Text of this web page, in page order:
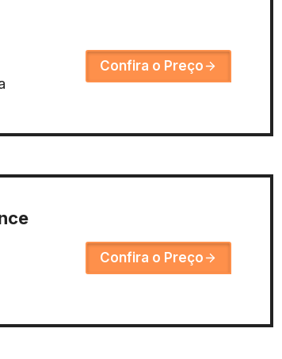
Confira o Preço
Confira o Preço